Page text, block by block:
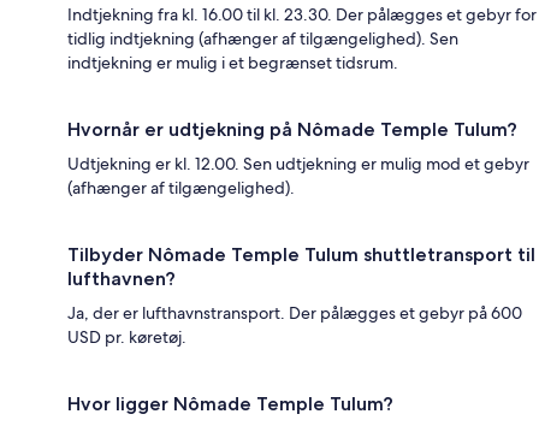
Indtjekning fra kl. 16.00 til kl. 23.30. Der pålægges et gebyr for
tidlig indtjekning (afhænger af tilgængelighed). Sen
indtjekning er mulig i et begrænset tidsrum.
Hvornår er udtjekning på Nômade Temple Tulum?
Udtjekning er kl. 12.00. Sen udtjekning er mulig mod et gebyr
(afhænger af tilgængelighed).
Tilbyder Nômade Temple Tulum shuttletransport til
lufthavnen?
Ja, der er lufthavnstransport. Der pålægges et gebyr på 600
USD pr. køretøj.
Hvor ligger Nômade Temple Tulum?